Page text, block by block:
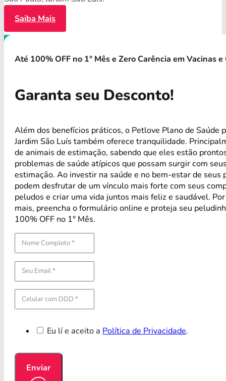
Saiba Mais
Até 100% OFF no 1° Mês e Zero Carência em Vacinas
Garanta seu Desconto!
Além dos benefícios práticos, o Petlove Plano de Saúde
Jardim São Luís também oferece tranquilidade.
de animais de estimação, sabendo que eles estão
problemas de saúde atípicos que possam surgir com
estimação. Ao investir na saúde e no bem-estar de seus
podem desfrutar de um vínculo mais forte com seus
peludos e criar uma vida juntos mais feliz e saudável.
mais, preencha o formulário online e proteja seu
100% OFF no 1° Mês.
Eu lí e aceito a Política de Privacidade.
Enviar